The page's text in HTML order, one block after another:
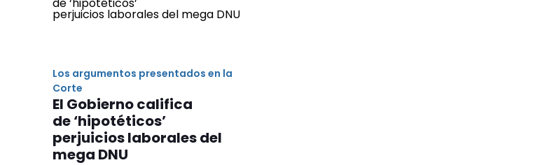
Los argumentos presentados en la
Corte
El Gobierno califica
de ‘hipotéticos’
perjuicios laborales del
mega DNU